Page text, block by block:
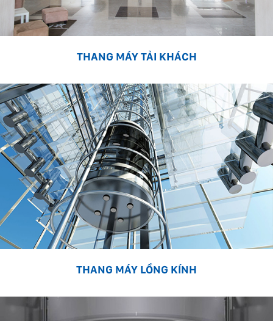
THANG MÁY TẢI KHÁCH
THANG MÁY LỒNG KÍNH